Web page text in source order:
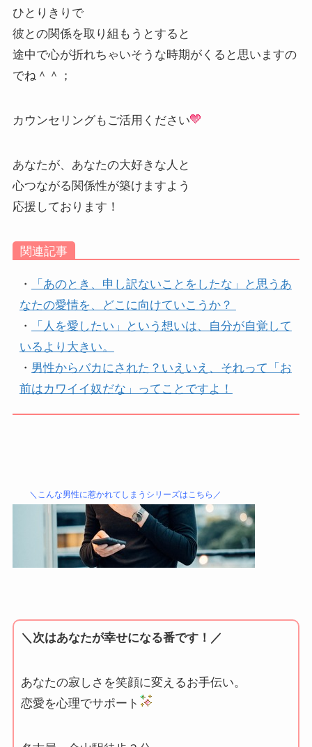
ひとりきりで
彼との関係を取り組もうとすると
途中で心が折れちゃいそうな時期がくると思いますの
でね＾＾；
カウンセリングもご活用ください
あなたが、あなたの大好きな人と
心つながる関係性が築けますよう
応援しております！
関連記事
・
「あのとき、申し訳ないことをしたな」と思うあ
なたの愛情を、どこに向けていこうか？
・
「人を愛したい」という想いは、自分が自覚して
いるより大きい。
・ 男性からバカにされた？いえいえ、それって「お
前はカワイイ奴だな」ってことですよ！
＼こんな男性に惹かれてしまうシリーズはこちら／
＼次はあなたが幸せになる番です！／
あなたの寂しさを笑顔に変えるお手伝い。
恋愛を心理でサポート